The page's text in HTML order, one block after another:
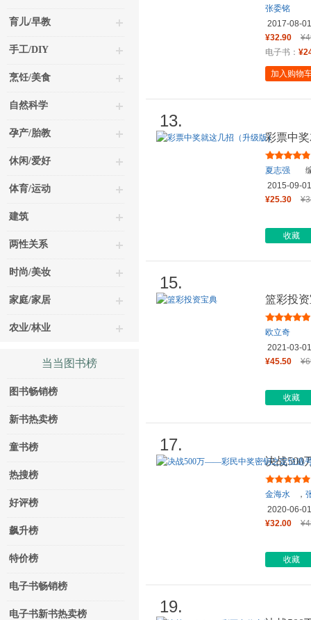
育儿/早教
手工/DIY
烹饪/美食
自然科学
孕产/胎教
休闲/爱好
体育/运动
建筑
两性关系
时尚/美妆
家庭/家居
农业/林业
当当图书榜
图书畅销榜
新书热卖榜
童书榜
热搜榜
好评榜
飙升榜
特价榜
电子书畅销榜
电子书新书热卖榜
张委铭
2017-08-01
¥32.90
电子书：
加入购物
13.
彩票中
夏志强
2015-09-01
¥25.30
收藏
15.
篮彩投
欧立奇
2021-03-01
¥45.50
收藏
17.
决战500
金海水 ，
2020-06-01
¥32.00
收藏
19.